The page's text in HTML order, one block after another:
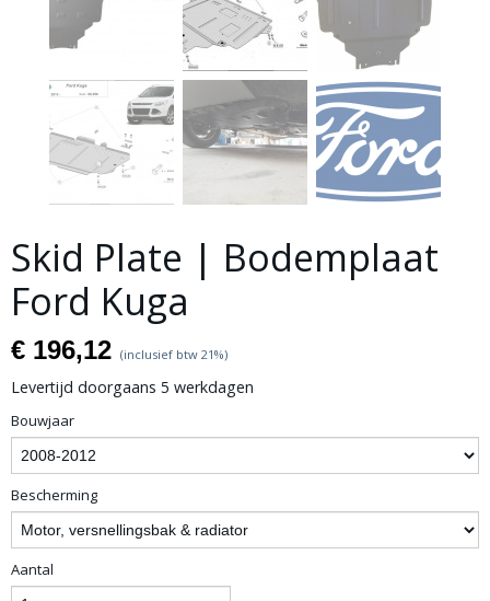
Skid Plate | Bodemplaat
Ford Kuga
€ 196,12 (inclusief btw 21%)
Levertijd doorgaans 5 werkdagen
Bouwjaar
Bescherming
Aantal